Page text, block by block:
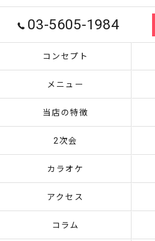
03-5605-1984
コンセプト
メニュー
当店の特徴
2次会
カラオケ
アクセス
コラム